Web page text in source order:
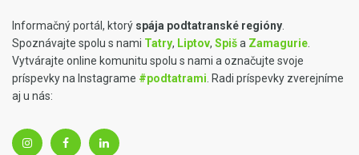
Informačný portál, ktorý spája podtatranské regióny
Spoznávajte spolu s nami Tatry, Liptov, Spiša Zamagurie
Vytvárajte online komunitu spolu s nami a označujte svoje
príspevky na Instagrame #podtatrami . Radi príspevky zverejníme
aj u nás: